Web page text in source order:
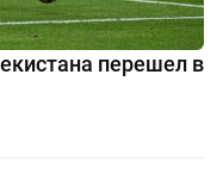
перешел в